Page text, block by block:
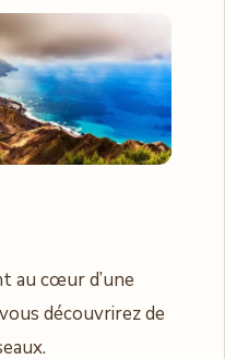
au cœur d’une
découvrirez de